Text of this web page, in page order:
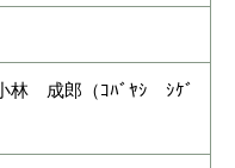
林 成郎（ｺﾊﾞﾔｼ ｼｹﾞ